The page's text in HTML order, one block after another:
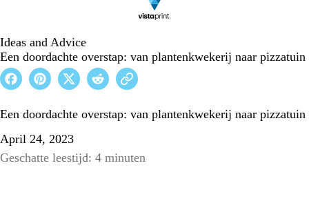
Ideas and Advice
Een doordachte overstap: van plantenkwekerij naar pizzatuin
Een doordachte overstap: van plantenkwekerij naar pizzatuin
April 24, 2023
Geschatte leestijd: 4 minuten